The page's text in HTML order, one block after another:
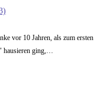
vor 10 Jahren, als zum ersten
hausieren ging,…